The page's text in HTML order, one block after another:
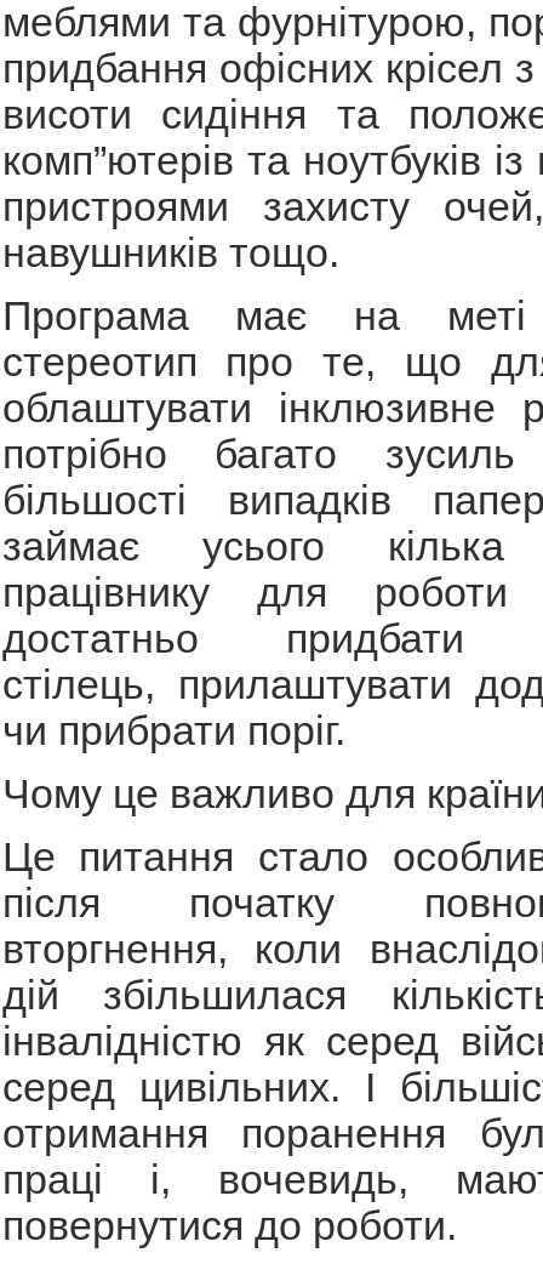
меблями та фурнітурою,
придбання офісних крісел
висоти сидіння та
комп”ютерів та ноутбуків
пристроями захисту
навушників тощо.
Програма має на меті
стереотип про те, що
облаштувати інклюзивне
потрібно багато
більшості випадків
займає усього
працівнику для
достатньо придбати
стілець, прилаштувати
чи прибрати поріг.
Чому це важливо для
Це питання стало
після початку
вторгнення, коли
дій збільшилася
інвалідністю як серед
серед цивільних. І
отримання поранення
праці і, вочевидь,
повернутися до роботи.